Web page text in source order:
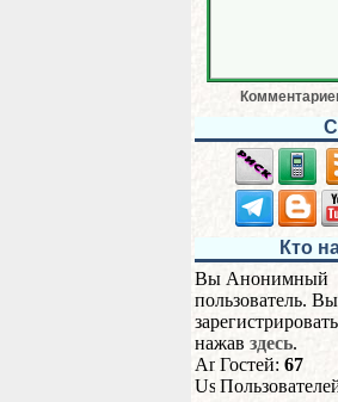
Кто
Вы Анонимный
пользователь.
нажав здесь.
Гостей: 67